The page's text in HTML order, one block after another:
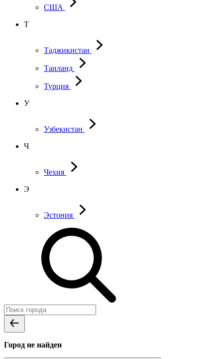
США
Т
Таджикистан
Таиланд
Турция
У
Узбекистан
Ч
Чехия
Э
Эстония
Город не найден